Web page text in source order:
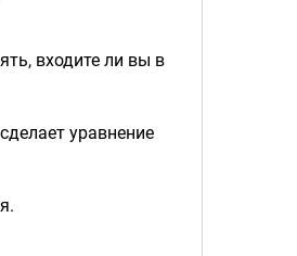
входите ли вы в
уравнение